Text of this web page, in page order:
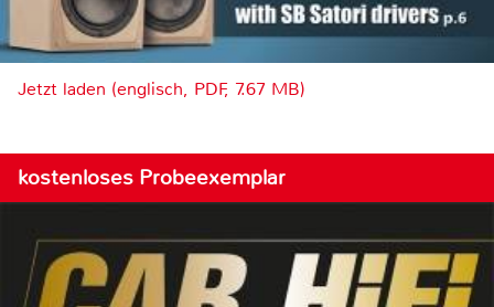
Jetzt laden (englisch, PDF, 7.67 MB)
kostenloses Probeexemplar